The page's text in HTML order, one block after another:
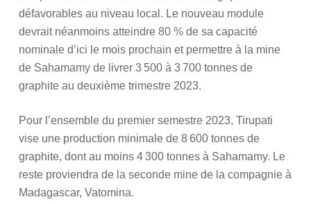
défavorables au niveau local. Le nouveau module
devrait néanmoins atteindre 80 % de sa capacité
nominale d’ici le mois prochain et permettre à la mine
de Sahamamy de livrer 3 500 à 3 700 tonnes de
graphite au deuxième trimestre 2023.
Pour l’ensemble du premier semestre 2023, Tirupati
vise une production minimale de 8 600 tonnes de
graphite, dont au moins 4 300 tonnes à Sahamamy. Le
reste proviendra de la seconde mine de la compagnie à
Madagascar, Vatomina.